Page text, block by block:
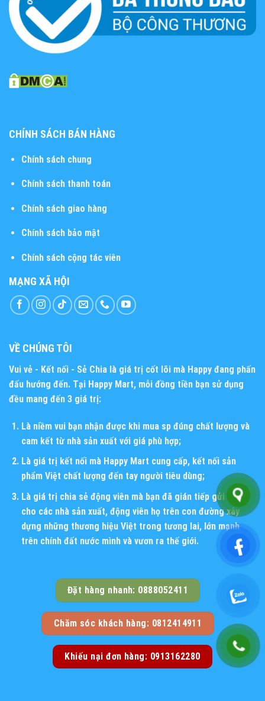
CHÍNH SÁCH BÁN HÀNG
Chính sách chung
Chính sách thanh toán
Chính sách giao hàng
Chính sách bảo mật
Chính sách cộng tác viên
MẠNG XÃ HỘI
VỀ CHÚNG TÔI
Vui vẻ - Kết nối - Sẻ Chia là giá trị cốt lõi mà Happy đang phấn
đấu hướng đến. Tại Happy Mart, mỗi đồng tiền bạn sử dụng
đều mang đến 3 giá trị:
Là niềm vui bạn nhận được khi mua sp đúng chất lượng và
cam kết từ nhà sản xuất với giá phù hợp;
Là giá trị kết nối mà Happy Mart cung cấp, kết nối sản
phẩm Việt chất lượng đến tay người tiêu dùng;
Là giá trị chia sẻ động viên mà bạn đã gián tiếp gửi đến
cho các nhà sản xuất, động viên họ trên con đường xây
dựng những thương hiệu Việt trong tương lai, lớn mạnh
trên chính đất nước mình và vươn ra thế giới.
Đặt hàng nhanh: 0888052411
Chăm sóc khách hàng: 0812414911
Khiếu nại đơn hàng: 0913162280